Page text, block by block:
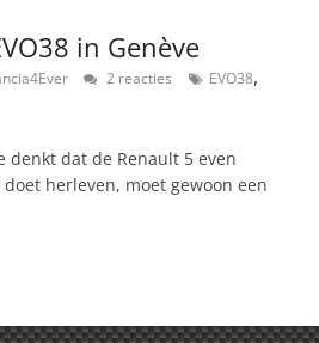
in Genève
2 reacties EVO38,
denkt dat de Renault 5 even
herleven, moet gewoon een